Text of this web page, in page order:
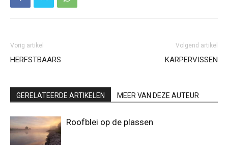
Vorig artikel
HERFSTBAARS
Volgend artikel
KARPERVISSEN
GERELATEERDE ARTIKELEN MEER VAN DEZE AUTEUR
Roofblei op de plassen